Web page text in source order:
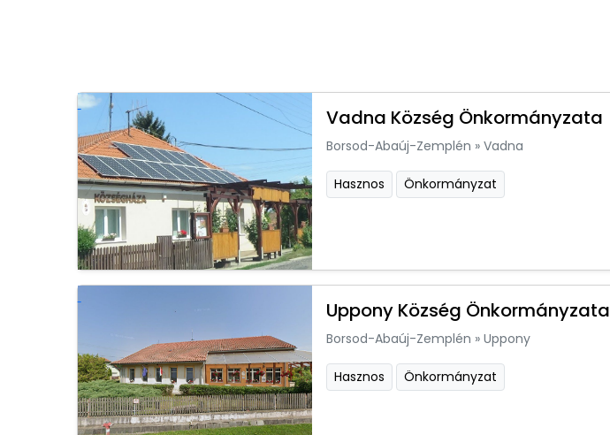
Vadna Község Önkormányzata
Borsod-Abaúj-Zemplén » Vadna
Hasznos Önkormányzat
Uppony Község Önkormányzata
Borsod-Abaúj-Zemplén » Uppony
Hasznos Önkormányzat